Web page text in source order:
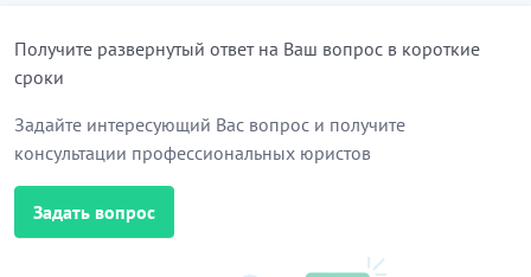
Получите развернутый ответ на Ваш вопрос в короткие
сроки
Задайте интересующий Вас вопрос и получите
консультации профессиональных юристов
Задать вопрос